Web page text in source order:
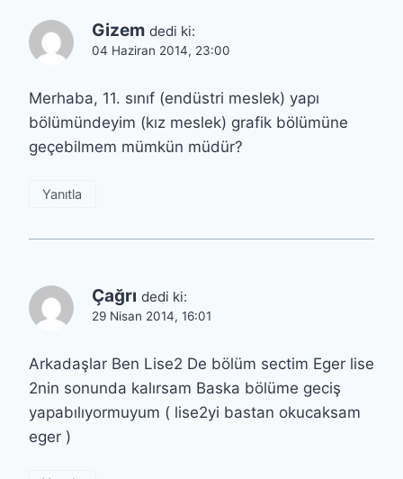
Gizem dedi ki:
04 Haziran 2014, 23:00
Merhaba, 11. sınıf (endüstri meslek) yapı
bölümündeyim (kız meslek) grafik bölümüne
geçebilmem mümkün müdür?
Yanıtla
Çağrı dedi ki:
29 Nisan 2014, 16:01
Arkadaşlar Ben Lise2 De bölüm sectim Eger lise
2nin sonunda kalırsam Baska bölüme geciş
yapabılıyormuyum ( lise2yi bastan okucaksam
eger )